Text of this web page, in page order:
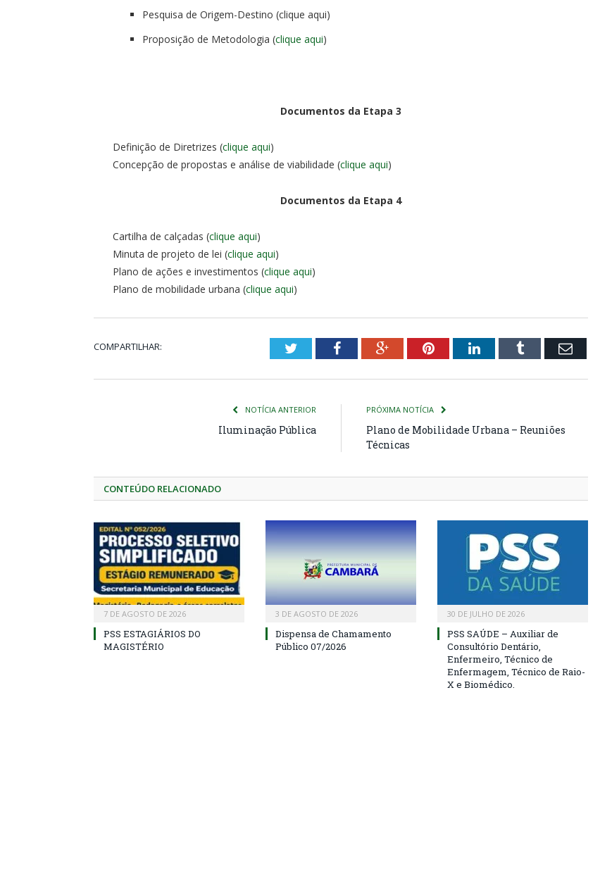
Pesquisa de Origem-Destino (clique aqui)
Proposição de Metodologia (clique aqui)
Documentos da Etapa 3
Definição de Diretrizes (clique aqui)
Concepção de propostas e análise de viabilidade (clique aqui)
Documentos da Etapa 4
Cartilha de calçadas (clique aqui)
Minuta de projeto de lei (clique aqui)
Plano de ações e investimentos (clique aqui)
Plano de mobilidade urbana (clique aqui)
COMPARTILHAR: TwitterFacebookGoogle+PinterestLinkedInTumblr Email
NOTÍCIA ANTERIOR
Iluminação Pública
PRÓXIMA NOTÍCIA
Plano de Mobilidade Urbana – Reuniões
Técnicas
CONTEÚDO RELACIONADO
7 DE AGOSTO DE 2026
PSS ESTAGIÁRIOS DO
MAGISTÉRIO
3 DE AGOSTO DE 2026
Dispensa de Chamamento
Público 07/2026
30 DE JULHO DE 2026
PSS SAÚDE – Auxiliar de
Consultório Dentário,
Enfermeiro, Técnico de
Enfermagem, Técnico de Raio-
X e Biomédico.